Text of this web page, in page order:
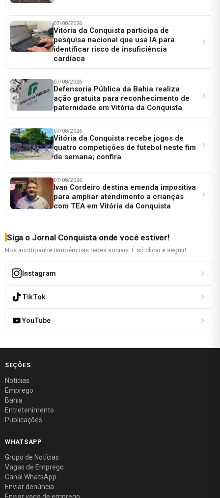
07/08/2026
Vitória da Conquista participa de
pesquisa nacional que usa IA para
identificar risco de insuficiência
cardíaca
07/08/2026
Defensoria Pública da Bahia realiza
ação gratuita para reconhecimento de
paternidade em Vitória da Conquista
07/08/2026
Vitória da Conquista recebe jogos de
quatro competições de futebol neste fim
de semana; confira
07/08/2026
Ivan Cordeiro destina emenda impositiva
para ampliar atendimento a crianças
com TEA em Vitória da Conquista
Siga o Jornal Conquista onde você estiver!
Nos acompanhe também nas redes sociais. É só clicar e seguir!
Instagram
TikTok
YouTube
SEÇÕES
Notícias
Emprego
Bahia
Entretenimento
Publicações
WHATSAPP
Grupo de Notícias
Vagas de Emprego
Canal WhatsApp
Enviar denúncia